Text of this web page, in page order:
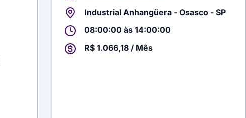
Industrial Anhangüera - Osasco - SP
08:00:00 às 14:00:00
R$ 1.066,18 / Mês